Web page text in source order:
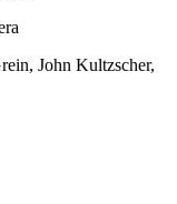
John Kultzscher,